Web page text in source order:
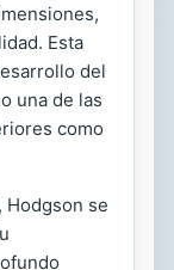
Esta
del
una de las
como
Hodgson se